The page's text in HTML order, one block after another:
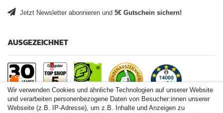
Jetzt Newsletter abonnieren und 5€ Gutschein sichern!
AUSGEZEICHNET
Wir verwenden Cookies und ähnliche Technologien auf unserer Website
und verarbeiten personenbezogene Daten von Besucher:innen unserer
Webseite (z.B. IP-Adresse), um z.B. Inhalte und Anzeigen zu